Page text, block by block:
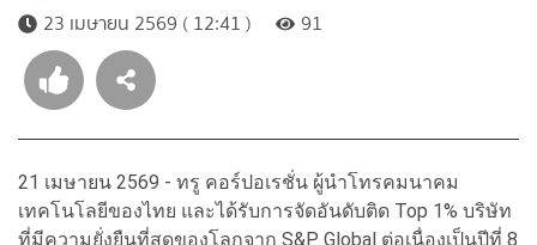
23 เมษายน 2569 ( 12:41 )
91
21 เมษายน 2569 - ทรู คอร์ปอเรชั่น ผู้นำโทรคมนาคม
เทคโนโลยีของไทย และได้รับการจัดอันดับติด Top 1% บริษัท
ที่มีความยั่งยืนที่สุดของโลกจาก S&P Global ต่อเนื่องเป็นปีที่ 8